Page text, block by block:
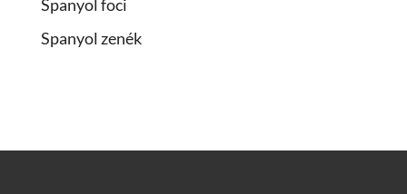
Spanyol foci
Spanyol zenék